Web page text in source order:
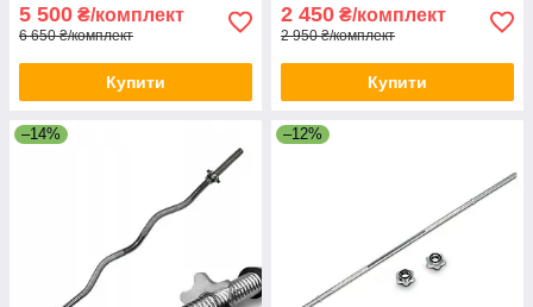
5 500 ₴/комплект
6 650 ₴/комплект
Купити
2 450 ₴/комплект
2 950 ₴/комплект
Купити
–14% –12%